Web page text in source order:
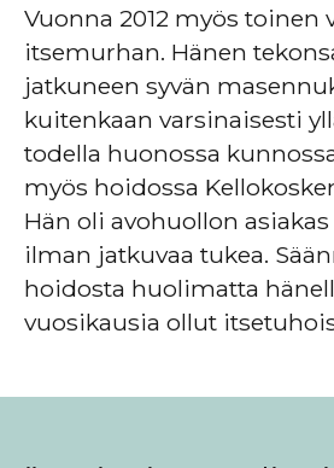
Vuonna 2012 myös toinen
itsemurhan. Hänen
jatkuneen syvän
kuitenkaan varsinaisesti
todella huonossa
myös hoidossa
Hän oli avohuollon
ilman jatkuvaa tukea.
hoidosta huolimatta
vuosikausia ollut